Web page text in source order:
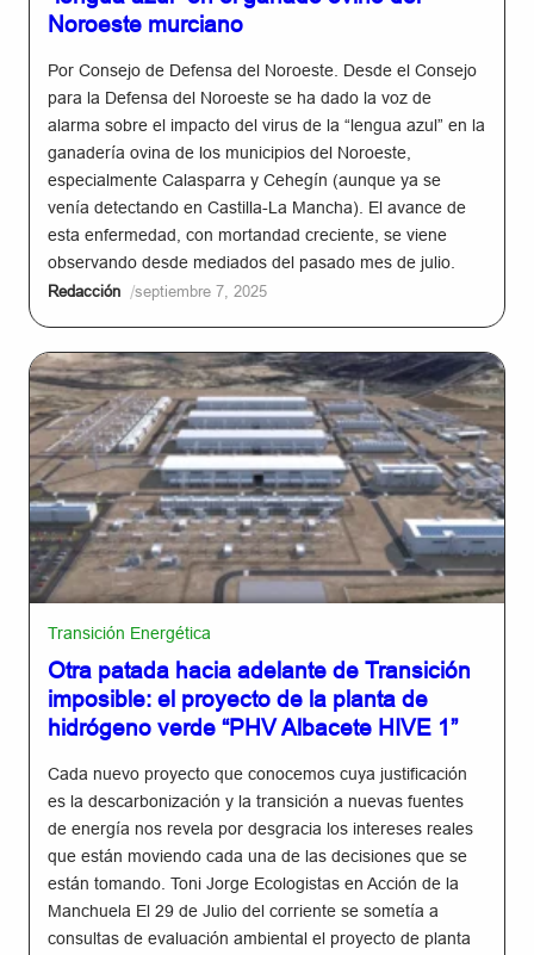
Noroeste murciano
Por Consejo de Defensa del Noroeste. Desde el Consejo
para la Defensa del Noroeste se ha dado la voz de
alarma sobre el impacto del virus de la “lengua azul” en la
ganadería ovina de los municipios del Noroeste,
especialmente Calasparra y Cehegín (aunque ya se
venía detectando en Castilla-La Mancha). El avance de
esta enfermedad, con mortandad creciente, se viene
observando desde mediados del pasado mes de julio.
Redacción /septiembre 7, 2025
Transición Energética
Otra patada hacia adelante de Transición
imposible: el proyecto de la planta de
hidrógeno verde “PHV Albacete HIVE 1”
Cada nuevo proyecto que conocemos cuya justificación
es la descarbonización y la transición a nuevas fuentes
de energía nos revela por desgracia los intereses reales
que están moviendo cada una de las decisiones que se
están tomando. Toni Jorge Ecologistas en Acción de la
Manchuela El 29 de Julio del corriente se sometía a
consultas de evaluación ambiental el proyecto de planta